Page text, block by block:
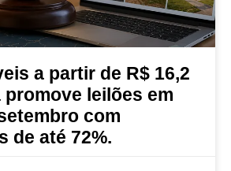
a partir de R$ 16,2
promove leilões em
com
de até 72%.